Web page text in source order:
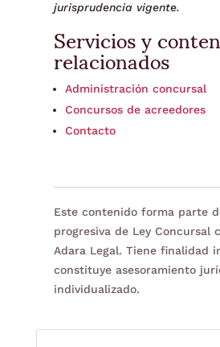
jurisprudencia vigente.
Servicios y
relacionados
Administración concursal
Concursos de acreedores
Contacto
Este contenido forma parte
progresiva de Ley Concursal
Adara Legal. Tiene finalidad
constituye asesoramiento
individualizado.